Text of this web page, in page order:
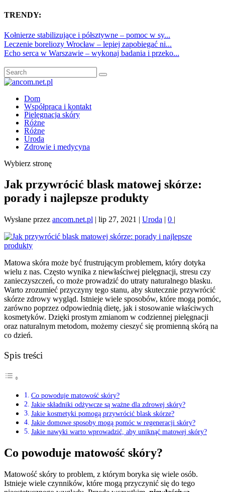
TRENDY:
Kołnierze stabilizujące i półsztywne – pomoc w sy...
Leczenie boreliozy Wrocław – lepiej zapobiegać ni...
Echo serca w Warszawie – wykonaj badania i przeko...
Dom
Współpraca i kontakt
Pielęgnacja skóry
Różne
Różne
Uroda
Zdrowie i medycyna
Wybierz stronę
Jak przywrócić blask matowej skórze:
porady i najlepsze produkty
Wysłane przez ancom.net.pl | lip 27, 2021 | Uroda | 0 |
Matowa skóra może być frustrującym problemem, który dotyka
wielu z nas. Często wynika z niewłaściwej pielęgnacji, stresu czy
zanieczyszczeń, co może prowadzić do utraty naturalnego blasku.
Warto zrozumieć przyczyny tego stanu, aby skutecznie przywrócić
skórze zdrowy wygląd. Istnieje wiele sposobów, które mogą pomóc,
zarówno poprzez odpowiednią dietę, jak i stosowanie właściwych
kosmetyków. Dzięki prostym zmianom w codziennej pielęgnacji
oraz naturalnym metodom, możemy cieszyć się promienną skórą na
co dzień.
Spis treści
Co powoduje matowość skóry?
Jakie składniki odżywcze są ważne dla zdrowej skóry?
Jakie kosmetyki pomogą przywrócić blask skórze?
Jakie domowe sposoby mogą pomóc w regeneracji skóry?
Jakie nawyki warto wprowadzić, aby uniknąć matowej skóry?
Co powoduje matowość skóry?
Matowość skóry to problem, z którym boryka się wiele osób.
Istnieje wiele czynników, które mogą przyczynić się do tego